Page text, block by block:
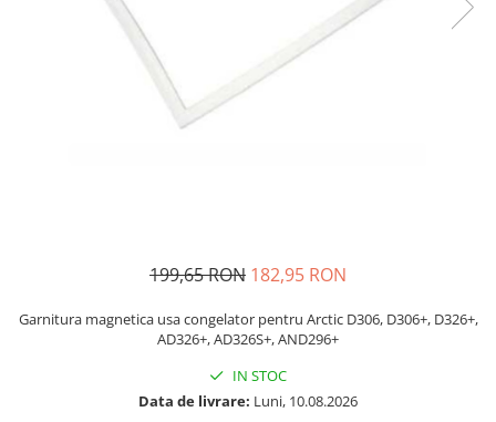
si Uscatoare
Accesorii Electrocasnice Mici
Filtre Purificatoare Aer
Accesorii Piese Aer Conditionat
199,65 RON 182,95 RON
Garnitura magnetica usa congelator pentru Arctic D306, D306+, D326+,
AD326+, AD326S+, AND296+
IN STOC
Data de livrare: Luni, 10.08.2026